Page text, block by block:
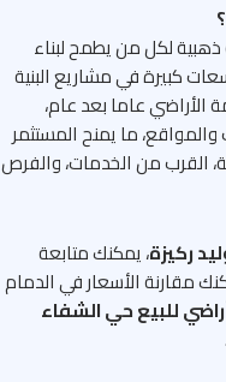
لكل من يطمح لبناء
كبيرة في مشاريع البنية
عاما بعد عام،
ما يمنح المستثمر
من الخدمات، والفرص
ركيزة، يمكنك متابعة
الأسعار في الدمام
للبيع حي الشفاء